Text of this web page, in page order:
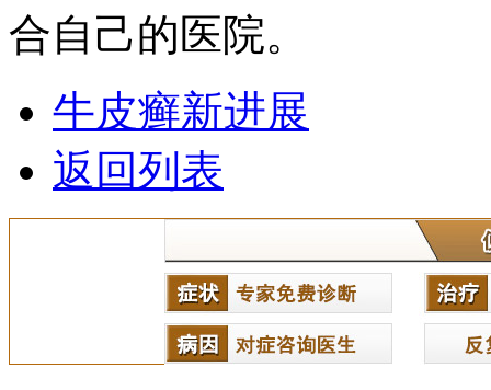
合自己的医院。
牛皮癣新进展
返回列表